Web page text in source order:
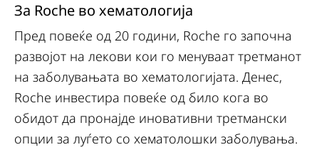
За Roche во хематологија
Пред повеќе од 20 години, Roche го започна
развојот на лекови кои го менуваат третманот
на заболувањата во хематологијата. Денес,
Roche инвестира повеќе од било кога во
обидот да пронајде иновативни третмански
опции за луѓето со хематолошки заболувања.